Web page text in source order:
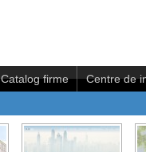
Catalog firme Centre de